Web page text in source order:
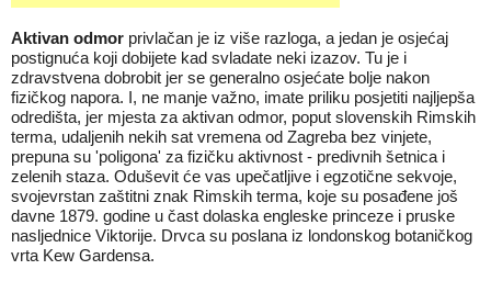
Aktivan odmor privlačan je iz više razloga, a jedan je osjećaj
postignuća koji dobijete kad svladate neki izazov. Tu je i
zdravstvena dobrobit jer se generalno osjećate bolje nakon
fizičkog napora. I, ne manje važno, imate priliku posjetiti najljepša
odredišta, jer mjesta za aktivan odmor, poput slovenskih Rimskih
terma, udaljenih nekih sat vremena od Zagreba bez vinjete,
prepuna su 'poligona' za fizičku aktivnost - predivnih šetnica i
zelenih staza. Oduševit će vas upečatljive i egzotične sekvoje,
svojevrstan zaštitni znak Rimskih terma, koje su posađene još
davne 1879. godine u čast dolaska engleske princeze i pruske
nasljednice Viktorije. Drvca su poslana iz londonskog botaničkog
vrta Kew Gardensa.